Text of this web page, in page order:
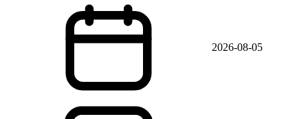
2026-08-05